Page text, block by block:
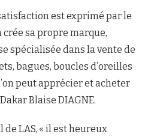
est exprimé par le
sa propre marque,
spécialisée dans la vente de
bagues, boucles d’oreilles
peut apprécier et acheter
Blaise DIAGNE.
LAS, « il est heureux